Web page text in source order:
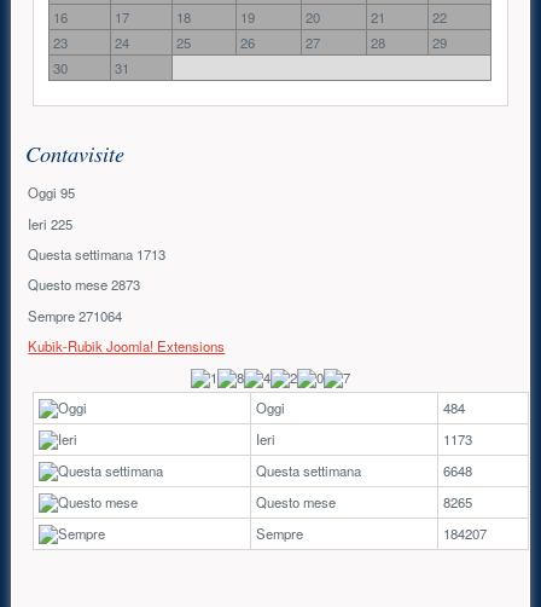
16
17 18 19 20 21
22
23
24 25 26 27 28
29
30
31
Contavisite
Oggi95
Ieri225
Questa settimana 1713
Questo mese2873
Sempre271064
Kubik-Rubik Joomla! Extensions
Oggi
484
Ieri
1173
Questa settimana
6648
Questo mese
8265
Sempre
184207